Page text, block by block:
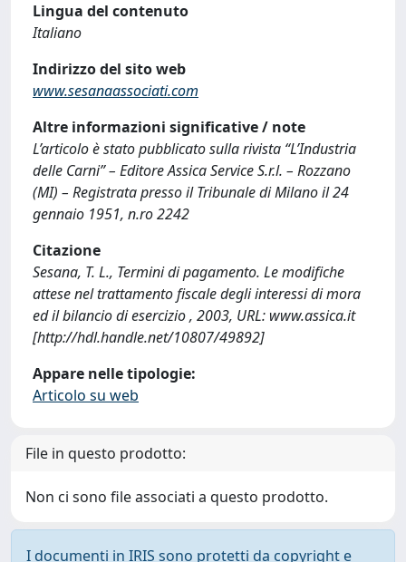
Lingua del contenuto
Italiano
Indirizzo del sito web
www.sesanaassociati.com
Altre informazioni significative / note
L’articolo è stato pubblicato sulla rivista “L’Industria
delle Carni” – Editore Assica Service S.r.l. – Rozzano
(MI) – Registrata presso il Tribunale di Milano il 24
gennaio 1951, n.ro 2242
Citazione
Sesana, T. L., Termini di pagamento. Le modifiche
attese nel trattamento fiscale degli interessi di mora
ed il bilancio di esercizio , 2003, URL: www.assica.it
[http://hdl.handle.net/10807/49892]
Appare nelle tipologie:
Articolo su web
File in questo prodotto:
Non ci sono file associati a questo prodotto.
I documenti in IRIS sono protetti da copyright e